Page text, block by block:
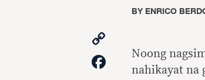
BYENRICO
Link
Facebook
Noong
nahikayat na